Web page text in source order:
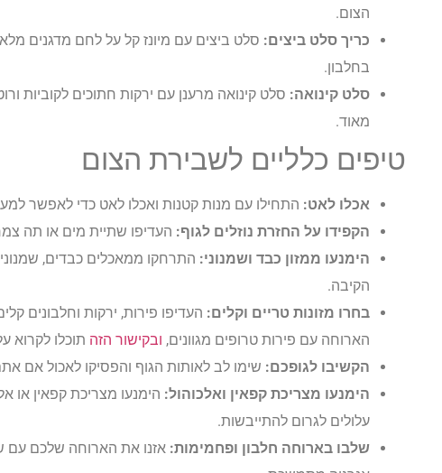
הצום.
כריך סלט ביצים: סלט ביצים עם מיונז קל על לחם מדגנים
בחלבון.
סלט קינואה: סלט קינואה מרענן עם ירקות חתוכים לקוביות
מאוד.
טיפים כלליים לשבירת הצום
אכלו לאט: התחילו עם מנות קטנות ואכלו לאט כדי לאפשר
הקפידו על החזרת נוזלים לגוף: העדיפו שתיית מים או תה
הימנעו ממזון כבד ושמנוני: התרחקו ממאכלים כבדים,
הקיבה.
בחרו מזונות טריים וקלים: העדיפו פירות, ירקות וחלבונים
הארוחה עם פירות טרופים מגוונים, ובקישור הזה תוכלו לקרוא
הקשיבו לגופכם: שימו לב לאותות הגוף והפסיקו לאכול אם
הימנעו מצריכת קפאין ואלכוהול: הימנעו מצריכת קפאין או
עלולים לגרום להתייבשות.
שלבו בארוחה חלבון ופחמימות: אזנו את הארוחה שלכם עם